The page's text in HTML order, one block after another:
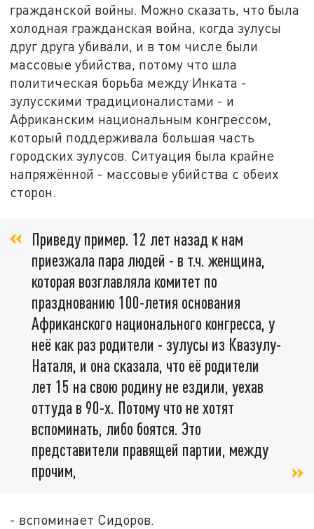
гражданской войны. Можно сказать, что была
холодная гражданская война, когда зулусы
друг друга убивали, и в том числе были
массовые убийства, потому что шла
политическая борьба между Инката -
зулусскими традиционалистами - и
Африканским национальным конгрессом,
который поддерживала большая часть
городских зулусов. Ситуация была крайне
напряжённой - массовые убийства с обеих
сторон.
Приведу пример. 12 лет назад к нам
приезжала пара людей - в т.ч. женщина,
которая возглавляла комитет по
празднованию 100-летия основания
Африканского национального конгресса, у
неё как раз родители - зулусы из Квазулу-
Наталя, и она сказала, что её родители
лет 15 на свою родину не ездили, уехав
оттуда в 90-х. Потому что не хотят
вспоминать, либо боятся. Это
представители правящей партии, между
прочим,
- вспоминает Сидоров.